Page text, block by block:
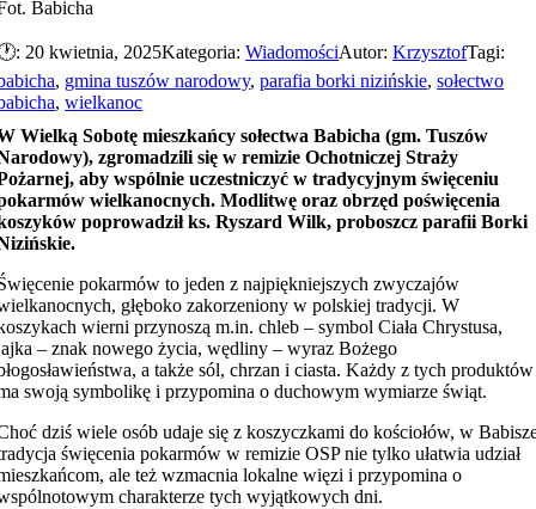
Babicha
20 kwietnia, 2025Kategoria:WiadomościAutor:KrzysztofTagi:
, gmina tuszów narodowy,parafia borki nizińskie,sołectwo
,wielkanoc
Wielką Sobotę mieszkańcy sołectwa Babicha (gm. Tuszów
zgromadzili się w remizie Ochotniczej Straży
aby wspólnie uczestniczyć w tradycyjnym święceniu
wielkanocnych. Modlitwę oraz obrzęd poświęcenia
poprowadził ks. Ryszard Wilk, proboszcz parafii Borki
pokarmów to jeden z najpiękniejszych zwyczajów
głęboko zakorzeniony w polskiej tradycji. W
wierni przynoszą m.in. chleb – symbol Ciała Chrystusa,
– znak nowego życia, wędliny – wyraz Bożego
a także sól, chrzan i ciasta. Każdy z tych produktów
swoją symbolikę i przypomina o duchowym wymiarze świąt.
dziś wiele osób udaje się z koszyczkami do kościołów, w
święcenia pokarmów w remizie OSP nie tylko ułatwia udział
ale też wzmacnia lokalne więzi i przypomina o
charakterze tych wyjątkowych dni.